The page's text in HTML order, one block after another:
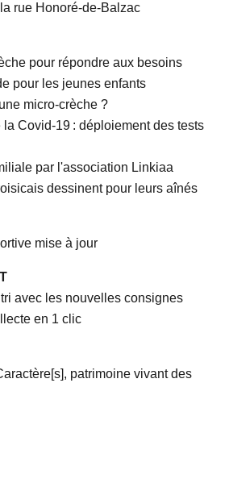
rue Honoré-de-Balzac
pour répondre aux besoins
pour les jeunes enfants
micro-crèche ?
la Covid-19 : déploiement des tests
par l'association Linkiaa
dessinent pour leurs aînés
mise à jour
avec les nouvelles consignes
en 1 clic
patrimoine vivant des